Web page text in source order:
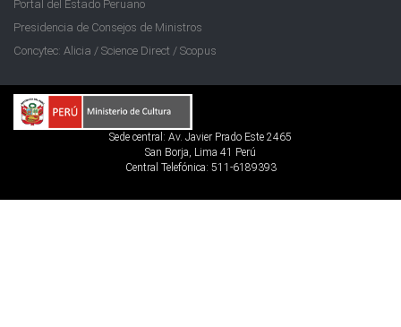
Portal del Estado Peruano
Presidencia de Consejos de Ministros
Concytec: Alicia / Science Direct / Scopus
Sede central: Av. Javier Prado Este 2465
San Borja, Lima 41 Perú
Central Telefónica: 511-6189393